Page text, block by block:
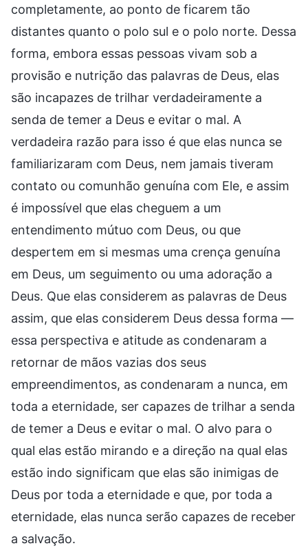
completamente, ao ponto de ficarem tão
distantes quanto o polo sul e o polo norte. Dessa
forma, embora essas pessoas vivam sob a
provisão e nutrição das palavras de Deus, elas
são incapazes de trilhar verdadeiramente a
senda de temer a Deus e evitar o mal. A
verdadeira razão para isso é que elas nunca se
familiarizaram com Deus, nem jamais tiveram
contato ou comunhão genuína com Ele, e assim
é impossível que elas cheguem a um
entendimento mútuo com Deus, ou que
despertem em si mesmas uma crença genuína
em Deus, um seguimento ou uma adoração a
Deus. Que elas considerem as palavras de Deus
assim, que elas considerem Deus dessa forma —
essa perspectiva e atitude as condenaram a
retornar de mãos vazias dos seus
empreendimentos, as condenaram a nunca, em
toda a eternidade, ser capazes de trilhar a senda
de temer a Deus e evitar o mal. O alvo para o
qual elas estão mirando e a direção na qual elas
estão indo significam que elas são inimigas de
Deus por toda a eternidade e que, por toda a
eternidade, elas nunca serão capazes de receber
a salvação.